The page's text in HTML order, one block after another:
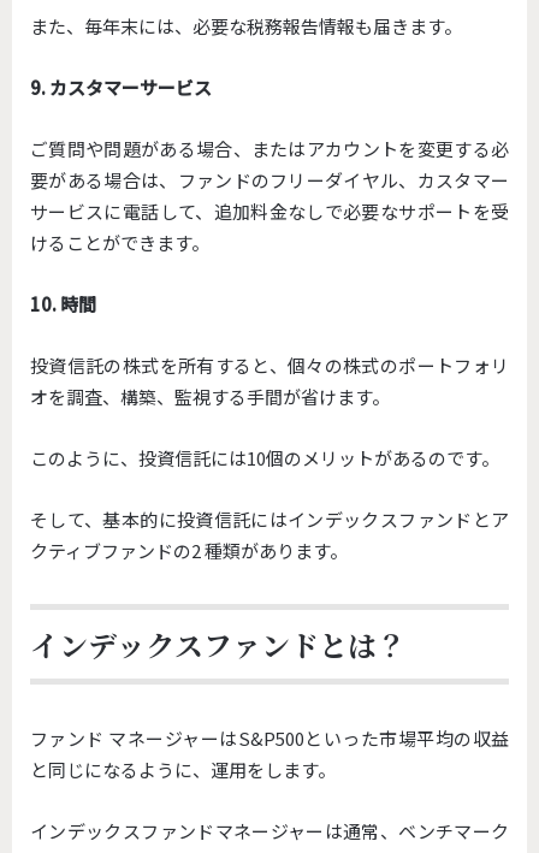
また、毎年末には、必要な税務報告情報も届きます。
9. カスタマーサービス
ご質問や問題がある場合、またはアカウントを変更する必
要がある場合は、ファンドのフリーダイヤル、カスタマー
サービスに電話して、追加料金なしで必要なサポートを受
けることができます。
10. 時間
投資信託の株式を所有すると、個々の株式のポートフォリ
オを調査、構築、監視する手間が省けます。
このように、投資信託には10個のメリットがあるのです。
そして、基本的に投資信託にはインデックスファンドとア
クティブファンドの2 種類があります。
インデックスファンドとは？
ファンド マネージャーはS&P500といった市場平均の収益
と同じになるように、運用をします。
インデックスファンドマネージャーは通常、ベンチマーク